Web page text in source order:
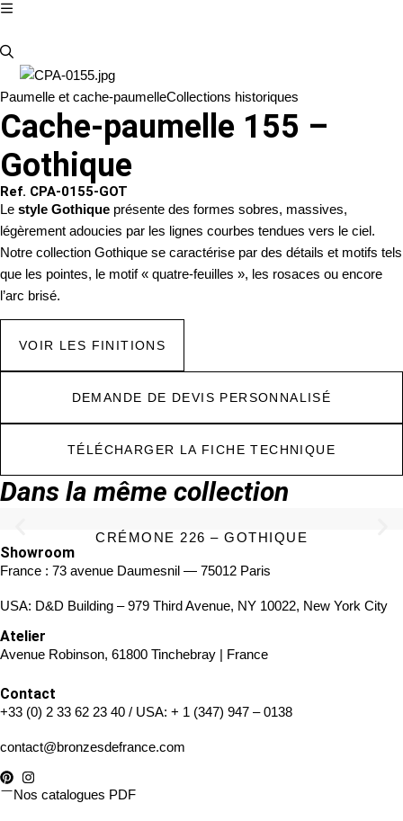
Paumelle et cache-paumelleCollections historiques
Cache-paumelle 155 –
Gothique
Ref. CPA-0155-GOT
Le style Gothique présente des formes sobres, massives,
légèrement adoucies par les lignes courbes tendues vers le ciel.
Notre collection Gothique se caractérise par des détails et motifs tels
que les pointes, le motif « quatre-feuilles », les rosaces ou encore
l’arc brisé.
VOIR LES FINITIONS
DEMANDE DE DEVIS PERSONNALISÉ
TÉLÉCHARGER LA FICHE TECHNIQUE
Dans la même collection
CRÉMONE 226 – GOTHIQUE
Showroom
France : 73 avenue Daumesnil — 75012 Paris
USA: D&D Building – 979 Third Avenue, NY 10022, New York City
Atelier
Avenue Robinson, 61800 Tinchebray | France
Contact
+33 (0) 2 33 62 23 40 / USA: + 1 (347) 947 – 0138
contact@bronzesdefrance.com
Nos catalogues PDF